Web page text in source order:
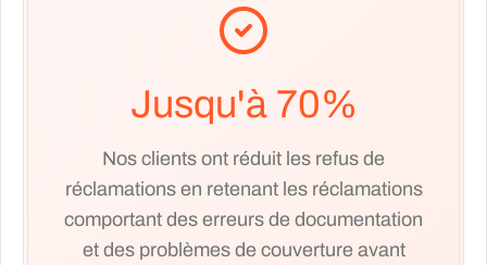
Jusqu'à 70%
Nos clients ont réduit les refus de
réclamations en retenant les réclamations
comportant des erreurs de documentation
et des problèmes de couverture avant